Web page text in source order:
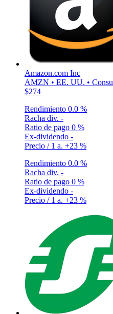
Amazon.com Inc
AMZN • EE. UU. •
$274
Rendimiento 0.0 %
Racha div. -
Ratio de pago 0 %
Ex-dividendo -
Precio / 1 a. +23 %
Rendimiento 0.0 %
Racha div. -
Ratio de pago 0 %
Ex-dividendo -
Precio / 1 a. +23 %